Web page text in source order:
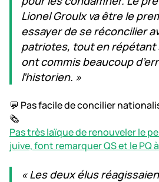
Lionel Groulx va être le
essayer de se réconcilier
patriotes, tout en répétant
ont commis beaucoup
l’historien. »
💬 Pas facile de concilier
🗞️
Pas très laïque de renouveler le
juive, font remarquer QS et le PQ
« Les deux élus